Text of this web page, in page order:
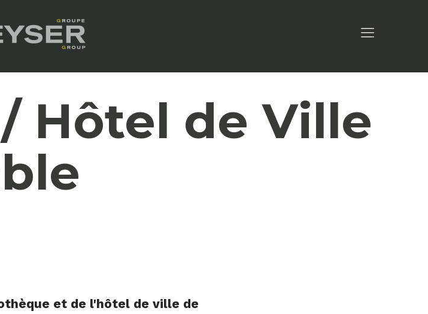
Hôtel de Ville
et de l'hôtel de ville de